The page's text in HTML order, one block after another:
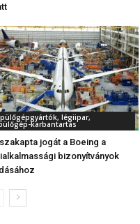
légiipar,
karbantartás
jogát a Boeing a
bizonyítványok